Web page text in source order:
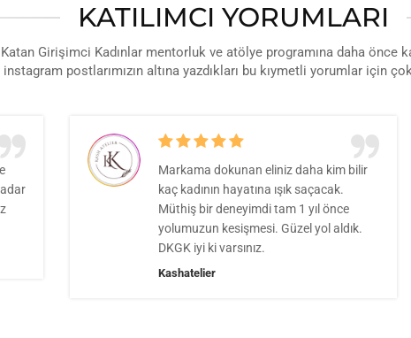
KATILIMCI YORUMLARI
Girişimci Kadınlar mentorluk ve atölye programına daha önce
instagram postlarımızın altına yazdıkları bu kıymetli yorumlar için
Markama dokunan eliniz daha kim bilir
kaç kadının hayatına ışık saçacak.
Müthiş bir deneyimdi tam 1 yıl önce
yolumuzun kesişmesi. Güzel yol aldık.
DKGK iyi ki varsınız.
Kashatelier